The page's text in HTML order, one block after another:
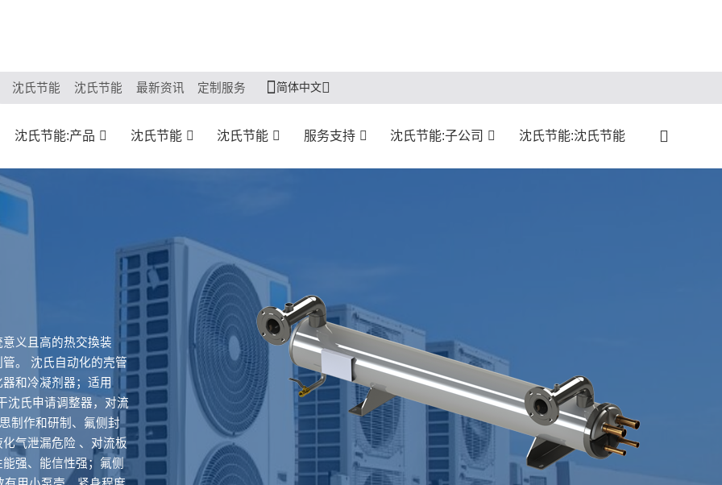
沈氏节能 沈氏节能 最新资讯 定制服务 简体中文
沈氏节能:产品 沈氏节能 沈氏节能 服务支持 沈氏节能:子公司 沈氏节能:沈氏节能
义且高的热交換装
。 沈氏自动化的壳管
和冷凝剂器；适用
沈氏申请调整器，对流
制作和研制、氟侧封
气泄漏危险 、对流板
强、能信性强；氟侧